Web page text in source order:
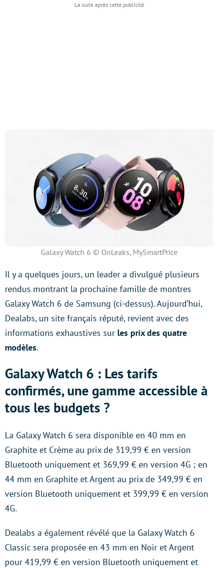
Galaxy Watch 6 © OnLeaks, MySmartPrice
Il y a quelques jours, un leader a divulgué plusieurs
rendus montrant la prochaine famille de montres
Galaxy Watch 6 de Samsung (ci-dessus). Aujourd’hui,
Dealabs, un site français réputé, revient avec des
informations exhaustives sur les prix des quatre
modèles.
Galaxy Watch 6 : Les tarifs
confirmés, une gamme accessible à
tous les budgets ?
La Galaxy Watch 6 sera disponible en 40 mm en
Graphite et Crème au prix de 319,99 € en version
Bluetooth uniquement et 369,99 € en version 4G ; en
44 mm en Graphite et Argent au prix de 349,99 € en
version Bluetooth uniquement et 399,99 € en version
4G.
Dealabs a également révélé que la Galaxy Watch 6
Classic sera proposée en 43 mm en Noir et Argent
pour 419,99 € en version Bluetooth uniquement et